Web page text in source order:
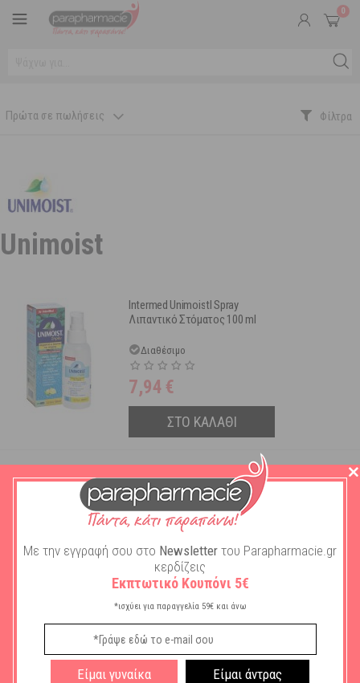
0
Πρώτα σε πωλήσεις
Unimoist
Intermed UnimoistI Spray
Λιπαντικό Στόματος 100 ml
Διαθέσιμο
7,94 €
ΣΤΟ ΚΑΛΑΘΙ
Unimoist Στοματική Ενυδατική
Γέλη 30 gr
Διαθέσιμο
7,00€
ΣΤΟ ΚΑΛΑΘΙ
ΠΛΗΡΟΦΟΡΊΕΣ
Με την εγγραφή σου στο Newsletter του Parapharmacie.gr
κερδίζεις
Εκπτωτικό Κουπόνι 5€
*ισχύει για παραγγελία 59€ και άνω
Είμαι γυναίκα Είμαι άντρας